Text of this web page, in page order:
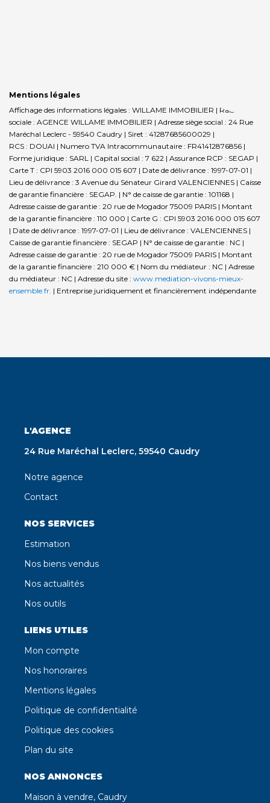
Mentions légales
Affichage des informations légales : WILLAME IMMOBILIER | Raison
sociale : AGENCE WILLAME IMMOBILIER | Adresse siège social : 24 Rue
Maréchal Leclerc - 59540 Caudry | Siret : 41287685600029 |
RCS : DOUAI | Numero TVA Intracommunautaire : FR41412876856 |
Forme juridique : SARL | Capital social : 7 622 | Assurance RCP : SEGAP |
Carte T : CPI 5903 2016 000 015 607 | Date de délivrance : 1997-07-01 |
Lieu de délivrance : 3 Avenue du Sénateur Girard VALENCIENNES | Caisse
de garantie financière : SEGAP. | N° de caisse de garantie : 101168 |
Adresse caisse de garantie : 20 rue de Mogador 75009 PARIS | Montant
de la garantie financière : 110 000 | Carte G : CPI 5903 2016 000 015 607
| Date de délivrance : 1997-07-01 | Lieu de délivrance : VALENCIENNES |
Caisse de garantie financière : SEGAP | N° de caisse de garantie : NC |
Adresse caisse de garantie : 20 rue de Mogador 75009 PARIS | Montant
de la garantie financière : 210 000 € | Nom du médiateur : NC | Adresse
du médiateur : NC | Adresse du site : www.mediation-vivons-mieux-
ensemble.fr. | Entreprise juridiquement et financièrement indépendante
L'AGENCE
24 Rue Maréchal Leclerc, 59540 Caudry
Notre agence
Contact
NOS SERVICES
Estimation
Nos biens vendus
Nos actualités
Nos outils
LIENS UTILES
Mon compte
Nos honoraires
Mentions légales
Politique de confidentialité
Politique des cookies
Plan du site
NOS ANNONCES
Maison à vendre, Caudry